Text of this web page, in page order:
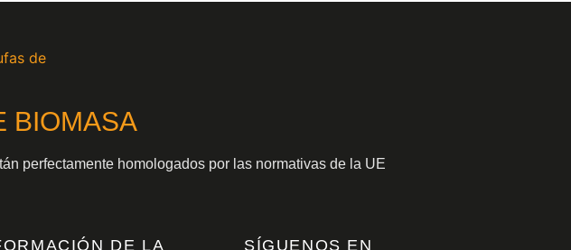
BIOMASA
perfectamente homologados por las normativas de la UE
DE LA SÍGUENOS EN